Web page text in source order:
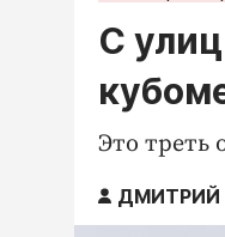
С
Это треть
ДМИТРИЙ